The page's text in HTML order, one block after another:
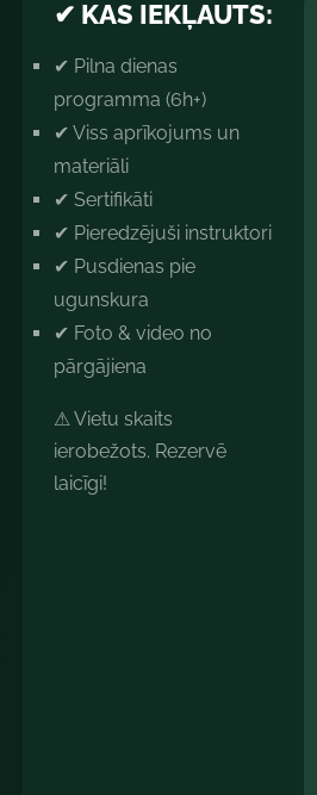
✔ KAS IEKĻAUTS:
✔ Pilna dienas
programma (6h+)
✔ Viss aprīkojums un
materiāli
✔ Sertifikāti
✔ Pieredzējuši instruktori
✔ Pusdienas pie
ugunskura
✔ Foto & video no
pārgājiena
⚠ Vietu skaits
ierobežots. Rezervē
laicīgi!